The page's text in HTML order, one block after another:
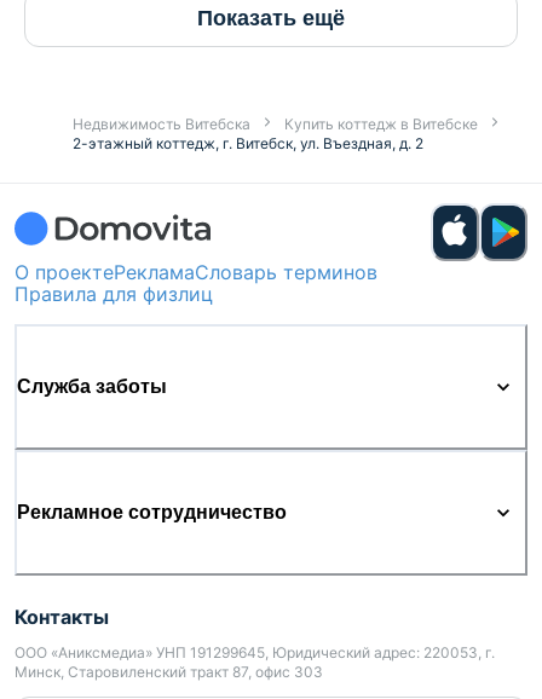
Показать ещё
Недвижимость Витебска
Купить коттедж в Витебске
2-этажный коттедж, г. Витебск, ул. Въездная, д. 2
О проектеРекламаСловарь терминов
Правила для физлиц
Служба заботы
Рекламное сотрудничество
Контакты
ООО «Аниксмедиа» УНП 191299645, Юридический адрес: 220053, г.
Минск, Старовиленский тракт 87, офис 303